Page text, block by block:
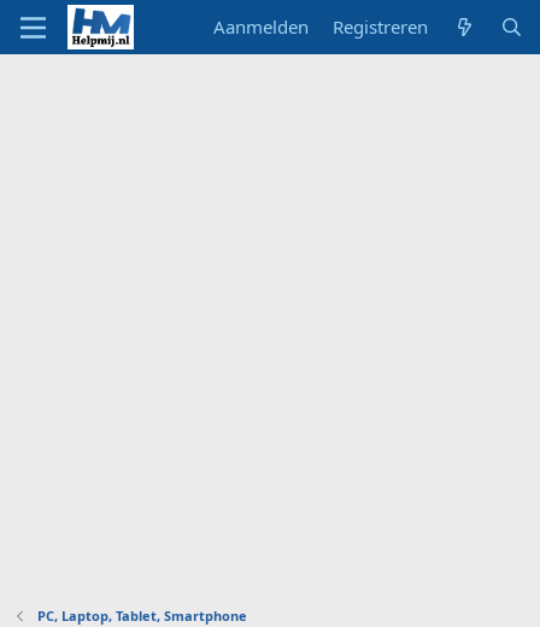
Aanmelden Registreren
PC, Laptop, Tablet, Smartphone